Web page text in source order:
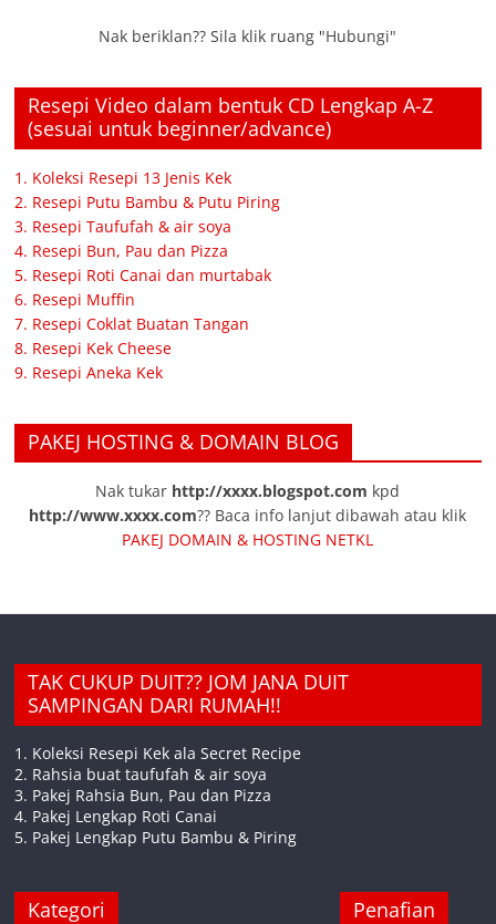
Nak beriklan?? Sila klik ruang "Hubungi"
Resepi Video dalam bentuk CD Lengkap A-Z
(sesuai untuk beginner/advance)
1. Koleksi Resepi 13 Jenis Kek
2. Resepi Putu Bambu & Putu Piring
3. Resepi Taufufah & air soya
4. Resepi Bun, Pau dan Pizza
5. Resepi Roti Canai dan murtabak
6. Resepi Muffin
7. Resepi Coklat Buatan Tangan
8. Resepi Kek Cheese
9. Resepi Aneka Kek
PAKEJ HOSTING & DOMAIN BLOG
Nak tukar http://xxxx.blogspot.com kpd
http://www.xxxx.com?? Baca info lanjut dibawah atau klik
PAKEJ DOMAIN & HOSTING NETKL
TAK CUKUP DUIT?? JOM JANA DUIT
SAMPINGAN DARI RUMAH!!
1. Koleksi Resepi Kek ala Secret Recipe
2. Rahsia buat taufufah & air soya
3. Pakej Rahsia Bun, Pau dan Pizza
4. Pakej Lengkap Roti Canai
5. Pakej Lengkap Putu Bambu & Piring
Kategori Penafian